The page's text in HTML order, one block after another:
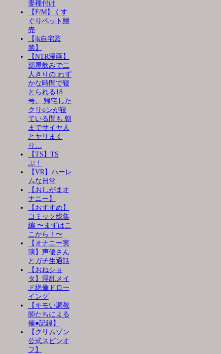
妻種付け
【F/M】くす
ぐりペット競
売
【jk自宅監
禁】
【NTR漫画】
部屋飲みで二
人きりの わず
かな時間で寝
とられる18
号。 帰宅した
クリ○ンが寝
ている間も 朝
までサイヤ人
とヤリまく
り…
【TS】TS
ぶ！
【VR】ハーレ
ムな日常
【おしがまオ
ナニー】
【おすすめ】
コミック総集
編 〜まずはこ
こから！〜
【オナニー実
演】声優さん
とガチ生通話
【おねショ
タ】淫乱メイ
ド絶倫ドロー
イング
【キモい調教
師たちによる
催●記録】
【クリムゾン
公式スピンオ
フ】